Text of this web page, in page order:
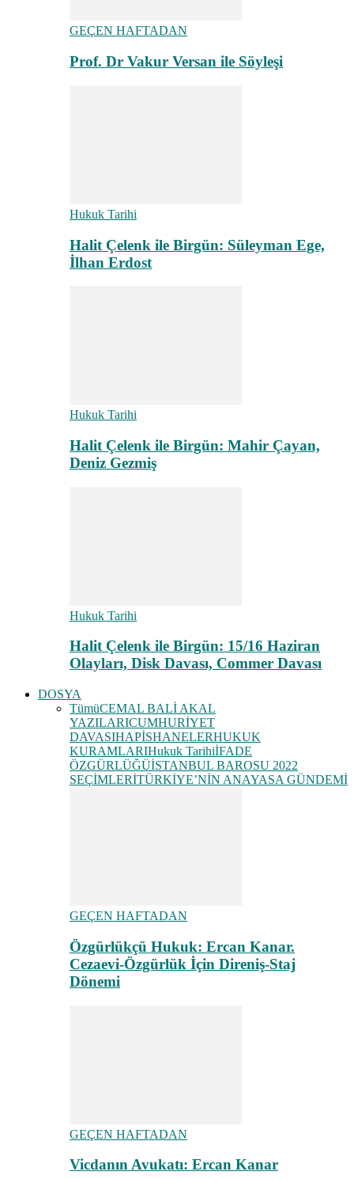
GEÇEN HAFTADAN
Prof. Dr Vakur Versan ile Söyleşi
Hukuk Tarihi
Halit Çelenk ile Birgün: Süleyman Ege,
İlhan Erdost
Hukuk Tarihi
Halit Çelenk ile Birgün: Mahir Çayan,
Deniz Gezmiş
Hukuk Tarihi
Halit Çelenk ile Birgün: 15/16 Haziran
Olayları, Disk Davası, Commer Davası
DOSYA
TümüCEMAL BALİ AKAL
YAZILARICUMHURİYET
DAVASIHAPİSHANELERHUKUK
KURAMLARIHukuk TarihiİFADE
ÖZGÜRLÜĞÜİSTANBUL BAROSU 2022
SEÇİMLERİTÜRKİYE’NİN ANAYASA GÜNDEMİ
GEÇEN HAFTADAN
Özgürlükçü Hukuk: Ercan Kanar.
Cezaevi-Özgürlük İçin Direniş-Staj
Dönemi
GEÇEN HAFTADAN
Vicdanın Avukatı: Ercan Kanar